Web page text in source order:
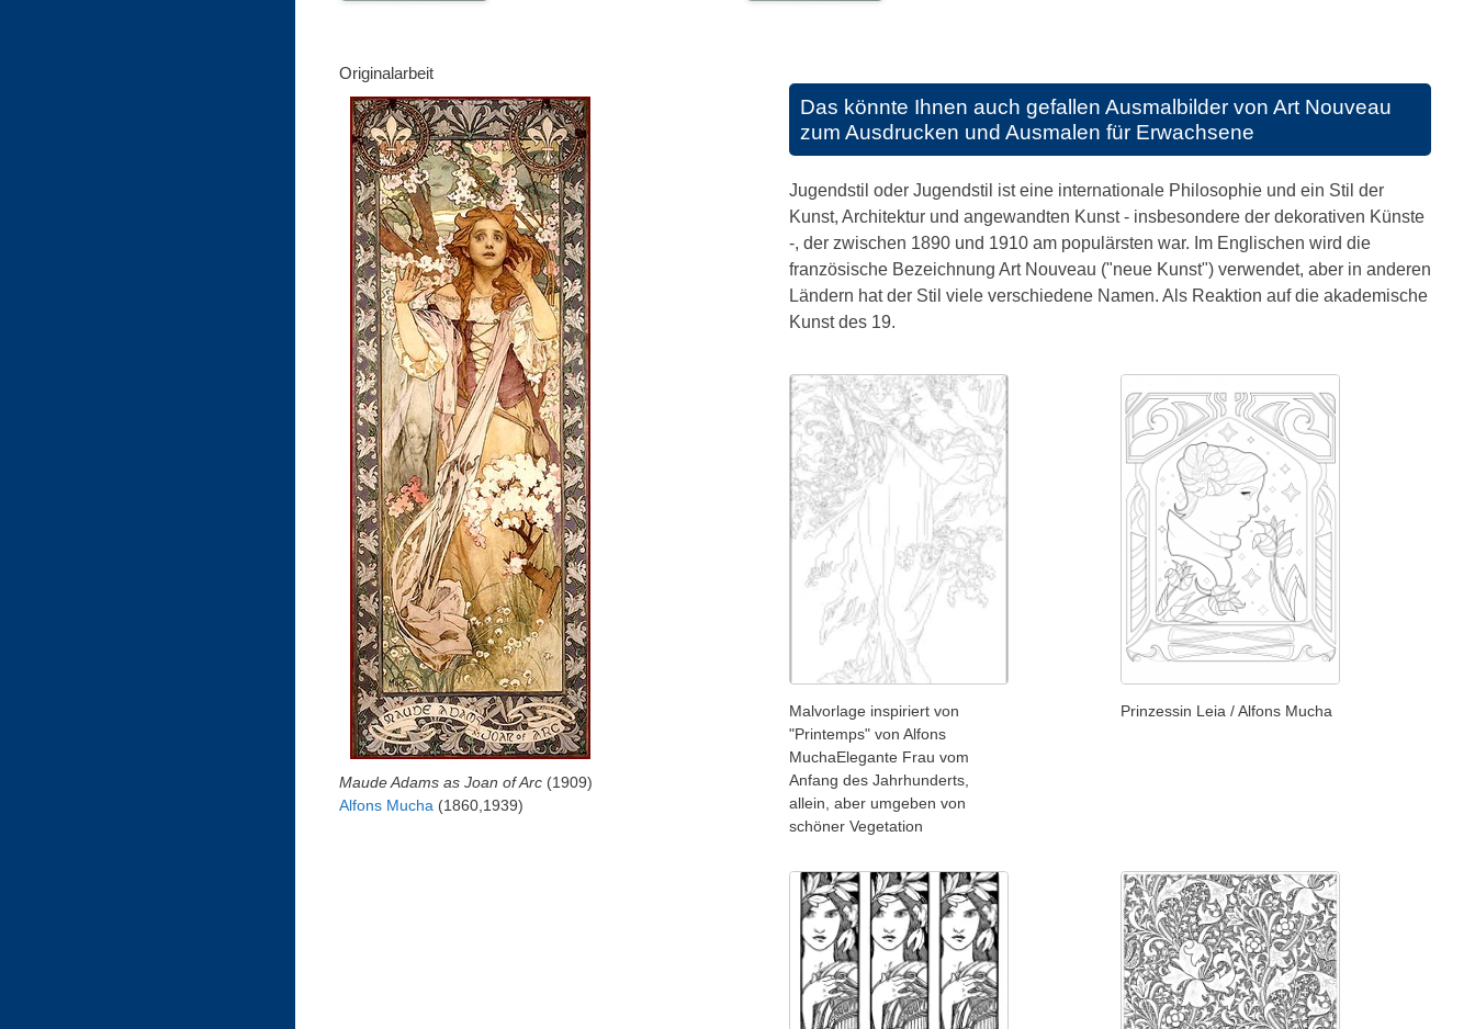
Originalarbeit
Maude Adams as Joan of Arc(1909)
Alfons Mucha (1860,1939)
Das könnte Ihnen auch gefallen Ausmalbilder von Art Nouveau
zum Ausdrucken und Ausmalen für Erwachsene
Jugendstil oder Jugendstil ist eine internationale Philosophie und ein Stil der
Kunst, Architektur und angewandten Kunst - insbesondere der dekorativen Künste
-, der zwischen 1890 und 1910 am populärsten war. Im Englischen wird die
französische Bezeichnung Art Nouveau ("neue Kunst") verwendet, aber in anderen
Ländern hat der Stil viele verschiedene Namen. Als Reaktion auf die akademische
Kunst des 19.
Malvorlage inspiriert von
"Printemps" von Alfons
MuchaElegante Frau vom
Anfang des Jahrhunderts,
allein, aber umgeben von
schöner Vegetation
Prinzessin Leia / Alfons Mucha